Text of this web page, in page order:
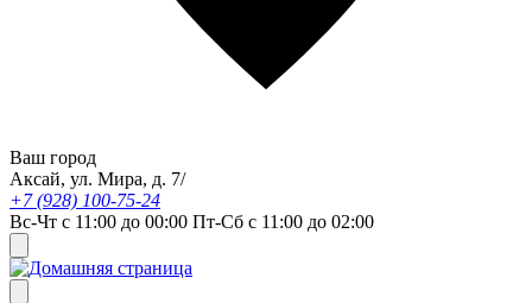
Ваш город
Аксай, ул. Мира, д. 7/
+7 (928) 100-75-24
Вс-Чт с 11:00 до 00:00 Пт-Сб с 11:00 до 02:00